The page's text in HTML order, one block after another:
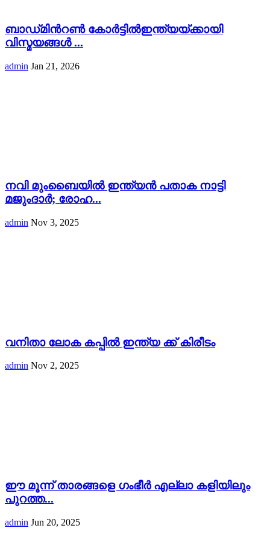
ബാഡ്‌മിൻറൺ കോർട്ടിൽഇന്ത്യയ്ക്കായി
വിസ്മയങ്ങൾ ...
admin Jan 21, 2026
നവി മുംബൈയിൽ ഇന്ത്യൻ പതാക നാട്ടി
മജുംദാർ; രോഹ...
admin Nov 3, 2025
വനിതാ ലോക കപ്പിൽ ഇന്ത്യ ക്ക് കിരീടം
admin Nov 2, 2025
ഈ മൂന്ന് താരങ്ങളെ ഗംഭീർ എല്ലാ കളിയിലും
പുറത്ത...
admin Jun 20, 2025